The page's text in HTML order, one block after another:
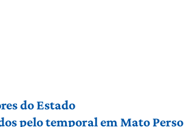
do Estado
pelo temporal em Mato Perso